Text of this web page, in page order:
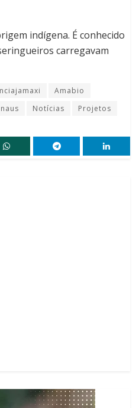
indígena. É conhecido
carregavam
Amabio
Notícias Projetos